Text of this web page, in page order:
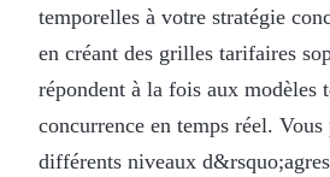
temporelles à votre stratégie
en créant des grilles tarifaires
répondent à la fois aux modèles
concurrence en temps réel.
différents niveaux